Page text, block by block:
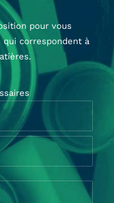
pour vous
correspondent à